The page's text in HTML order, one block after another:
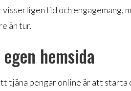
tid och engagemang,
än tur.
hemsida
tjäna pengar online är att starta